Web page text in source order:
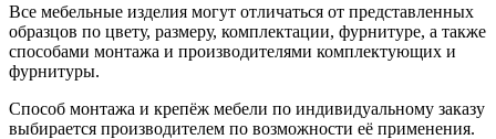
Все мебельные изделия могут отличаться от представленных
образцов по цвету, размеру, комплектации, фурнитуре, а также
способами монтажа и производителями комплектующих и
фурнитуры.
Способ монтажа и крепёж мебели по индивидуальному заказу
выбирается производителем по возможности её применения.